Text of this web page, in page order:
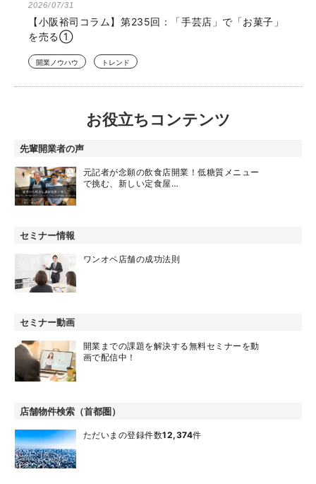
2026/07/31
【小阪裕司コラム】第235回：「手芸店」で「お菓子」
を売る①
開業ノウハウ トレンド
お役立ちコンテンツ
先輩開業者の声
元記者が念願の飲食店開業！低糖質メニュー
で挑む、新しい定食屋…
セミナー情報
ワンオペ店舗の成功法則
セミナー動画
開業までの課題を解決する無料セミナーを動
画で配信中！
店舗物件検索（首都圏）
ただいまの登録件数12,374件